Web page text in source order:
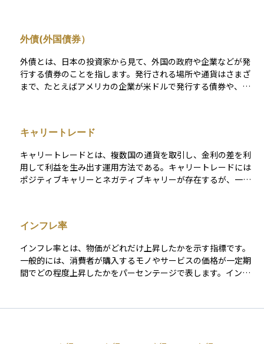
象である以前に、資産価値を測る尺度そのものの一部だと捉え
です。為替は市場で形成される交換比率だけでなく、国や地域
の通貨制度、決済慣行、国際的な資金移動の仕組みを含んだ概
念です。為替レートはその結果として表れる数値であり、外国
上下としてしか捉えられなくなります。 外国為替を正しく理解
ます。為替は利益を生む手段そのものではなく、資産や取引の
価値を左右する前提条件として存在する概念であり、その位置
づけを整理しておくことが重要です。
た、外貨預金は日本の預金保険制度の対象外であり、元本保証
がない点にも注意が必要です。利率が高めに設定されているこ
とが多く、円預金よりも高い利回りを狙える反面、為替リスク
という特有のリスクを伴うため、初心者の方には慎重な検討が
求められる商品です。
外債(外国債券）
外債とは、日本の投資家から見て、外国の政府や企業などが発
行する債券のことを指します。発行される場所や通貨はさまざ
まで、たとえばアメリカの企業が米ドルで発行する債券や、ヨ
特有のリスクも伴います。投資する際には、その国や発行体の
信用力、為替相場の動向をよく確認することが大切です。うま
く活用すれば、資産運用の幅を広げ、通貨や地域の分散を図る
手段として有効です。
キャリートレード
キャリートレードとは、複数国の通貨を取引し、金利の差を利
用して利益を生み出す運用方法である。キャリートレードには
ポジティブキャリーとネガティブキャリーが存在するが、一般
の利益を得ることができる運用方法である。一方ネガティブキ
ャリーとは、現在金利の低い通貨の金利水準が将来的に金利の
高い通貨を上回ることを予想し、金利の高い通貨を借りて金利
の低い通貨を買う運用方法である。
インフレ率
インフレ率とは、物価がどれだけ上昇したかを示す指標です。
一般的には、消費者が購入するモノやサービスの価格が一定期
間でどの程度上昇したかをパーセンテージで表します。インフ
は物価が安定または下落している状態を示します。